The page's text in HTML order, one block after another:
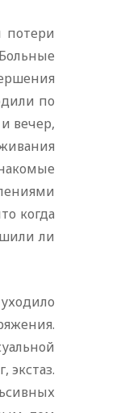
потери
по
вечер,
когда
ли
экстаз.